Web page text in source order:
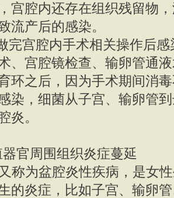
宫腔内还存在组织残留物
流产后的感染。
宫腔内手术相关操作后感
、宫腔镜检查、输卵管通
环之后，因为手术期间消
染，细菌从子宫、输卵管
炎。
官周围组织炎症蔓延
称为盆腔炎性疾病，是女
的炎症，比如子宫、输卵